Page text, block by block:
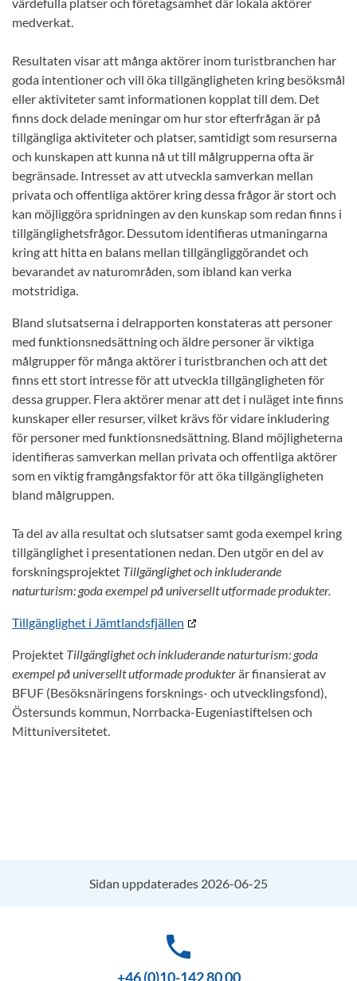
medverkat.
Resultaten visar att många aktörer inom turistbranchen har
goda intentioner och vill öka tillgängligheten kring besöksmål
eller aktiviteter samt informationen kopplat till dem. Det
finns dock delade meningar om hur stor efterfrågan är på
tillgängliga aktiviteter och platser, samtidigt som resurserna
och kunskapen att kunna nå ut till målgrupperna ofta är
begränsade. Intresset av att utveckla samverkan mellan
privata och offentliga aktörer kring dessa frågor är stort och
kan möjliggöra spridningen av den kunskap som redan finns i
tillgänglighetsfrågor. Dessutom identifieras utmaningarna
kring att hitta en balans mellan tillgängliggörandet och
bevarandet av naturområden, som ibland kan verka
motstridiga.
Bland slutsatserna i delrapporten konstateras att personer
med funktionsnedsättning och äldre personer är viktiga
målgrupper för många aktörer i turistbranchen och att det
finns ett stort intresse för att utveckla tillgängligheten för
dessa grupper. Flera aktörer menar att det i nuläget inte finns
kunskaper eller resurser, vilket krävs för vidare inkludering
för personer med funktionsnedsättning. Bland möjligheterna
identifieras samverkan mellan privata och offentliga aktörer
som en viktig framgångsfaktor för att öka tillgängligheten
bland målgruppen.
Ta del av alla resultat och slutsatser samt goda exempel kring
tillgänglighet i presentationen nedan. Den utgör en del av
forskningsprojektet Tillgänglighet och inkluderande
naturturism: goda exempel på universellt utformade produkter.
Tillgänglighet i Jämtlandsfjällen
Projektet Tillgänglighet och inkluderande naturturism: goda
exempel på universellt utformade produkterär finansierat av
BFUF (Besöksnäringens forsknings- och utvecklingsfond),
Östersunds kommun, Norrbacka-Eugeniastiftelsen och
Mittuniversitetet.
Sidan uppdaterades 2026-06-25
phone
+46 (0)10-142 80 00